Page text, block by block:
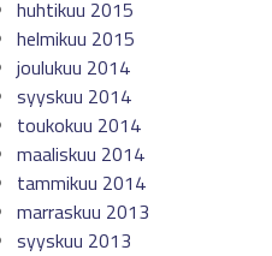
huhtikuu 2015
helmikuu 2015
joulukuu 2014
syyskuu 2014
toukokuu 2014
maaliskuu 2014
tammikuu 2014
marraskuu 2013
syyskuu 2013